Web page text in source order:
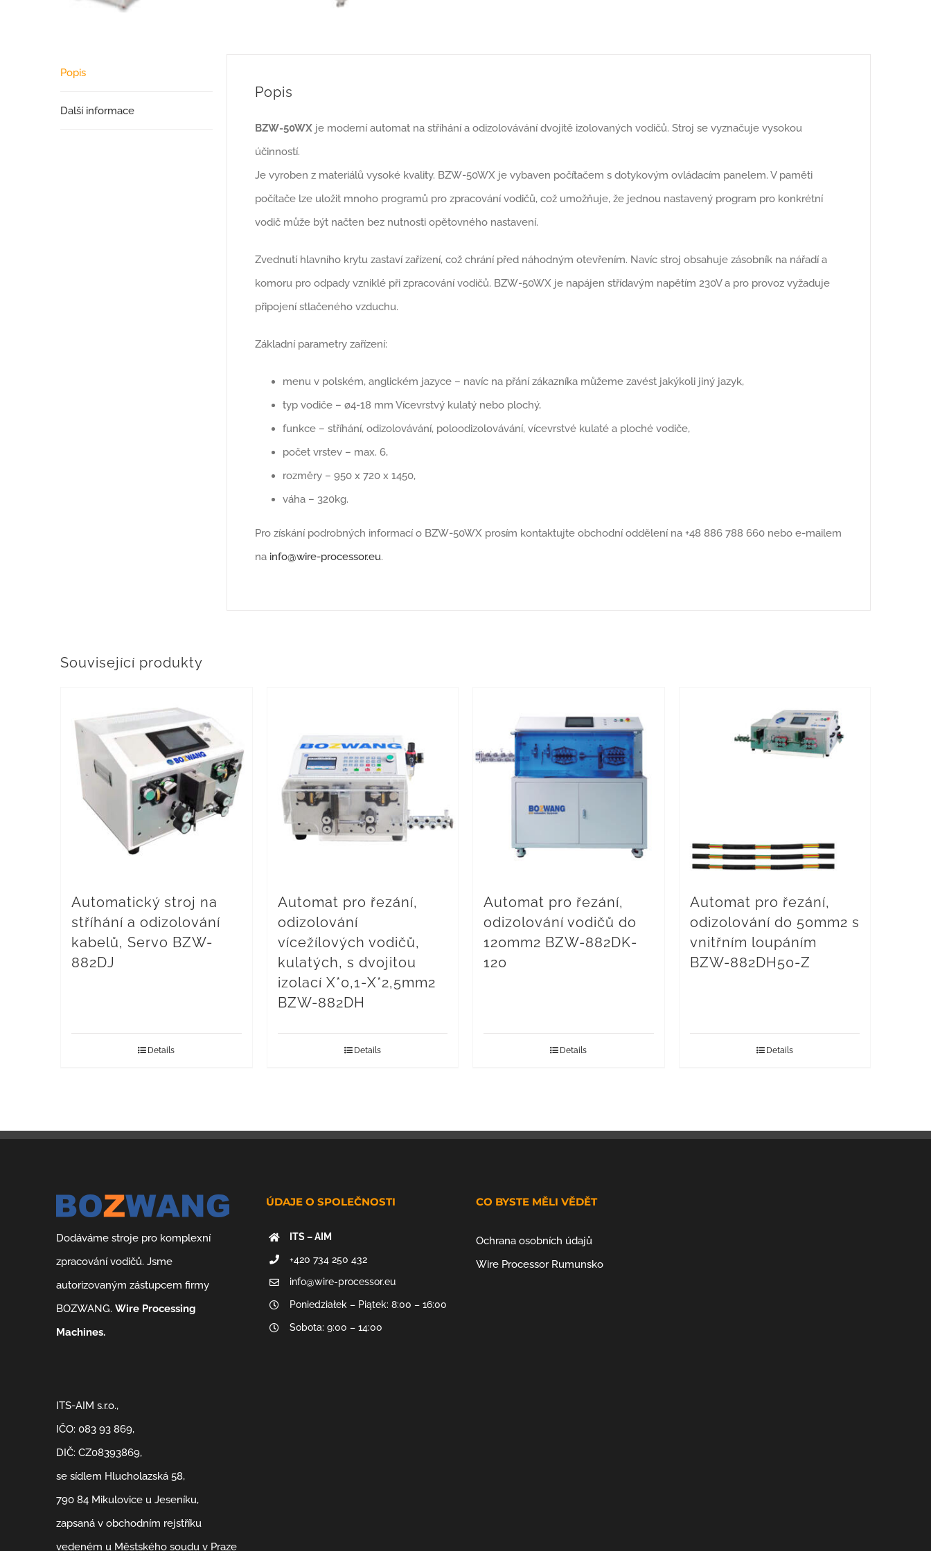
Popis
Další informace
Popis
BZW-50WX je moderní automat na stříhání a odizolovávání dvojitě izolovaných vodičů. Stroj se vyznačuje vysokou
účinností.
Je vyroben z materiálů vysoké kvality. BZW-50WX je vybaven počítačem s dotykovým ovládacím panelem. V paměti
počítače lze uložit mnoho programů pro zpracování vodičů, což umožňuje, že jednou nastavený program pro konkrétní
vodič může být načten bez nutnosti opětovného nastavení.
Zvednutí hlavního krytu zastaví zařízení, což chrání před náhodným otevřením. Navíc stroj obsahuje zásobník na nářadí a
komoru pro odpady vzniklé při zpracování vodičů. BZW-50WX je napájen střídavým napětím 230V a pro provoz vyžaduje
připojení stlačeného vzduchu.
Základní parametry zařízení:
menu v polském, anglickém jazyce – navíc na přání zákazníka můžeme zavést jakýkoli jiný jazyk,
typ vodiče – ø4-18 mm Vícevrstvý kulatý nebo plochý,
funkce – stříhání, odizolovávání, poloodizolovávání, vícevrstvé kulaté a ploché vodiče,
počet vrstev – max. 6,
rozměry – 950 x 720 x 1450,
váha – 320kg.
Pro získání podrobných informací o BZW-50WX prosím kontaktujte obchodní oddělení na +48 886 788 660 nebo e-mailem
na info@wire-processor.eu.
Související produkty
Automatický stroj na
stříhání a odizolování
kabelů, Servo BZW-
882DJ
Details
Automat pro řezání,
odizolování
vícežílových vodičů,
kulatých, s dvojitou
izolací X*0,1-X*2,5mm2
BZW-882DH
Details
Automat pro řezání,
odizolování vodičů do
120mm2 BZW-882DK-
120
Details
Automat pro řezání,
odizolování do 50mm2 s
vnitřním loupáním
BZW-882DH50-Z
Details
Dodáváme stroje pro komplexní
zpracování vodičů. Jsme
autorizovaným zástupcem firmy
BOZWANG.Wire Processing
Machines.
ITS-AIM s.r.o.,
IČO: 083 93 869,
DIČ: CZ08393869,
se sídlem Hlucholazská 58,
790 84 Mikulovice u Jeseníku,
zapsaná v obchodním rejstříku
vedeném u Městského soudu v Praze
ÚDAJE O SPOLEČNOSTI
ITS – AIM
+420 734 250 432
info@wire-processor.eu
Poniedziałek – Piątek: 8:00 – 16:00
Sobota: 9:00 – 14:00
CO BYSTE MĚLI VĚDĚT
Ochrana osobních údajů
Wire Processor Rumunsko